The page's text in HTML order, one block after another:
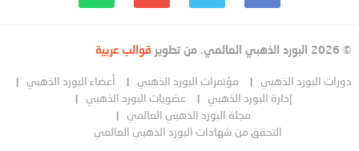
© 2026 البورد الذهبي العالمي. من تطوير قوالب عربية
دورات البورد الذهبي مؤتمرات البورد الذهبي
أعضاء البورد الذهبي
إدارة البورد الذهبي
عضويات البورد الذهبي
مجلة البورد الذهبي العالمي
التحقق من شهادات البورد الذهبي العالمي